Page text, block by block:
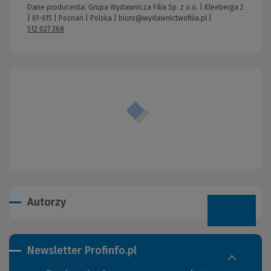
Dane producenta: Grupa Wydawnicza Filia Sp. z o.o. | Kleeberga 2
| 61-615 | Poznań | Polska | biuro@wydawnictwofilia.pl
512 027 368
Autorzy
Newsletter Profinfo.pl